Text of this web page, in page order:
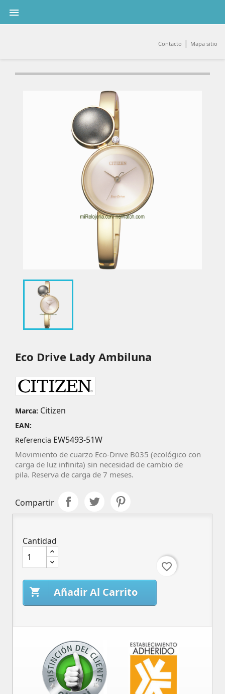

Contacto | Mapa sitio
Eco Drive Lady Ambiluna
Marca: Citizen
EAN:
Referencia EW5493-51W
Movimiento de cuarzo Eco-Drive B035 (ecológico con
carga de luz infinita) sin necesidad de cambio de
pila. Reserva de carga de 7 meses.
Compartir
Cantidad
 Añadir Al Carrito
favorite_border